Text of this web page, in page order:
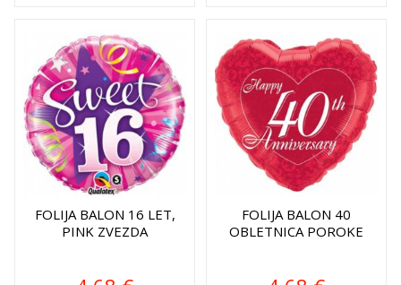
FOLIJA BALON 16 LET,
PINK ZVEZDA
FOLIJA BALON 40
OBLETNICA POROKE